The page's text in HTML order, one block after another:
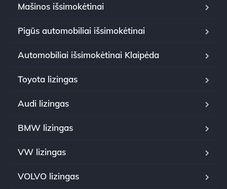
Mašinos išsimokėtinai
Pigūs automobiliai išsimokėtinai
Automobiliai išsimokėtinai Klaipėda
Toyota lizingas
Audi lizingas
BMW lizingas
VW lizingas
VOLVO lizingas